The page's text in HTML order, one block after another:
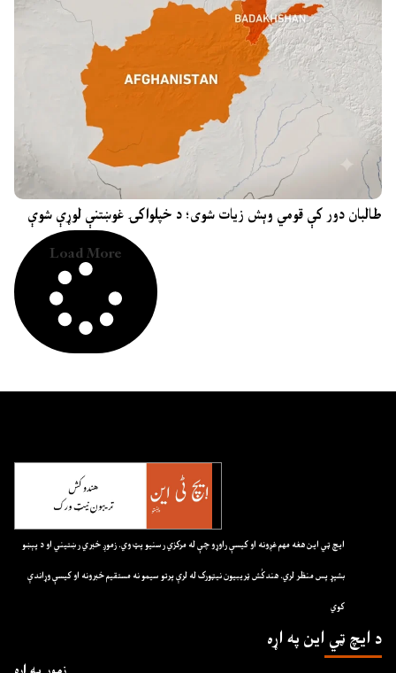
طالبان دور کې قومي وېش زیات شوی؛ د خپلواکۍ غوښتنې لوړې شوې
Load More
ايچ ټي اين هغه مهم غږونه او کيسې راوړو چې له مرکزي رسنيو پټ وي. زموږ خبري رښتيني او د پېښو
بشپړ پس منظر لري. هندکُش ټريبيون نيټورک له لرې پرتو سيمو نه مستقيم خبرونه او کيسې وړاندې
کوي
د ايچ ټي اين په اړه